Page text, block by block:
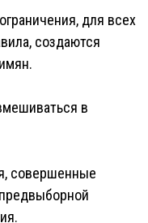
для всех
создаются
в
совершенные